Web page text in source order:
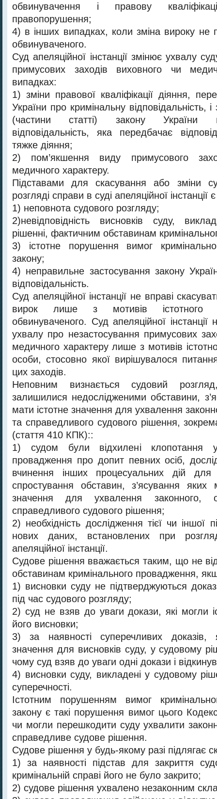
обвинувачення і правову
правопорушення;
4) в інших випадках, коли зміна вироку не
обвинуваченого.
Суд апеляційної інстанції змінює ухвалу
примусових заходів виховного чи
випадках:
1) зміни правової кваліфікації діяння,
України про кримінальну відповідальність, і
(частини статті) закону України
відповідальність, яка передбачає
тяжке діяння;
2) пом’якшення виду примусового
медичного характеру.
Підставами для скасування або зміни
розгляді справи в суді апеляційної
1) неповнота судового розгляду;
2)невідповідність висновків суду,
рішенні, фактичним обставинам
3) істотне порушення вимог
закону;
4) неправильне застосування закону
відповідальність.
Суд апеляційної інстанції не вправі
вирок лише з мотивів істотного
обвинуваченого. Суд апеляційної інстанції
ухвалу про незастосування примусових
медичного характеру лише з мотивів
особи, стосовно якої вирішувалося
цих заходів.
Неповним визнається судовий
залишилися недослідженими обставини,
мати істотне значення для ухвалення
та справедливого судового рішення,
(стаття 410 КПК)::
1) судом були відхилені клопотання
провадження про допит певних осіб,
вчинення інших процесуальних дій для
спростування обставин, з’ясування
значення для ухвалення законного,
справедливого судового рішення;
2) необхідність дослідження тієї чи іншої
нових даних, встановлених при
апеляційної інстанції.
Судове рішення вважається таким, що не
обставинам кримінального провадження,
1) висновки суду не підтверджуються
під час судового розгляду;
2) суд не взяв до уваги докази, які могли
його висновки;
3) за наявності суперечливих доказів,
значення для висновків суду, у судовому
чому суд взяв до уваги одні докази і
4) висновки суду, викладені у судовому
суперечності.
Істотним порушенням вимог
закону є такі порушення вимог цього
чи могли перешкодити суду ухвалити
справедливе судове рішення.
Судове рішення у будь-якому разі підлягає
1) за наявності підстав для закриття
кримінальній справі його не було закрито;
2) судове рішення ухвалено незаконним